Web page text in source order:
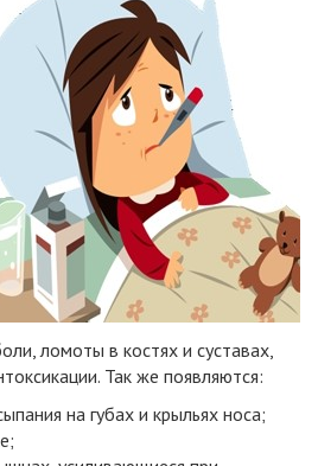
ломоты в костях и суставах,
Так же появляются:
на губах и крыльях носа;